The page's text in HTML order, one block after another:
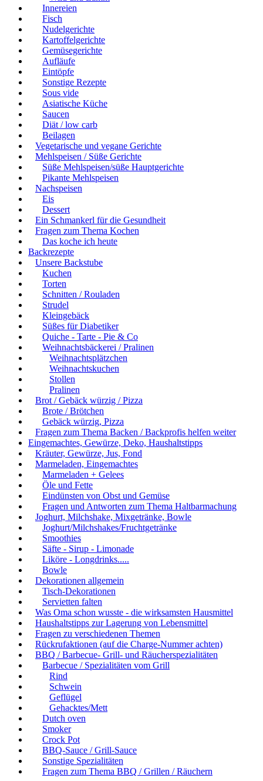
Innereien
Fisch
Nudelgerichte
Kartoffelgerichte
Gemüsegerichte
Aufläufe
Eintöpfe
Sonstige Rezepte
Sous vide
Asiatische Küche
Saucen
Diät / low carb
Beilagen
Vegetarische und vegane Gerichte
Mehlspeisen / Süße Gerichte
Süße Mehlspeisen/süße Hauptgerichte
Pikante Mehlspeisen
Nachspeisen
Eis
Dessert
Ein Schmankerl für die Gesundheit
Fragen zum Thema Kochen
Das koche ich heute
Backrezepte
Unsere Backstube
Kuchen
Torten
Schnitten / Rouladen
Strudel
Kleingebäck
Süßes für Diabetiker
Quiche - Tarte - Pie & Co
Weihnachtsbäckerei / Pralinen
Weihnachtsplätzchen
Weihnachtskuchen
Stollen
Pralinen
Brot / Gebäck würzig / Pizza
Brote / Brötchen
Gebäck würzig, Pizza
Fragen zum Thema Backen / Backprofis helfen weiter
Eingemachtes, Gewürze, Deko, Haushaltstipps
Kräuter, Gewürze, Jus, Fond
Marmeladen, Eingemachtes
Marmeladen + Gelees
Öle und Fette
Eindünsten von Obst und Gemüse
Fragen und Antworten zum Thema Haltbarmachung
Joghurt, Milchshake, Mixgetränke, Bowle
Joghurt/Milchshakes/Fruchtgetränke
Smoothies
Säfte - Sirup - Limonade
Liköre - Longdrinks.....
Bowle
Dekorationen allgemein
Tisch-Dekorationen
Servietten falten
Was Oma schon wusste - die wirksamsten Hausmittel
Haushaltstipps zur Lagerung von Lebensmittel
Fragen zu verschiedenen Themen
Rückrufaktionen (auf die Charge-Nummer achten)
BBQ / Barbecue- Grill- und Räucherspezialitäten
Barbecue / Spezialitäten vom Grill
Rind
Schwein
Geflügel
Gehacktes/Mett
Dutch oven
Smoker
Crock Pot
BBQ-Sauce / Grill-Sauce
Sonstige Spezialitäten
Fragen zum Thema BBQ / Grillen / Räuchern